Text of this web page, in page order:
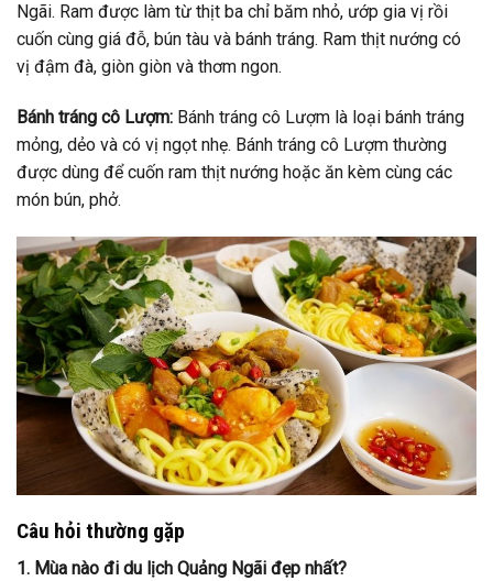
Ngãi. Ram được làm từ thịt ba chỉ băm nhỏ, ướp gia vị rồi
cuốn cùng giá đỗ, bún tàu và bánh tráng. Ram thịt nướng có
vị đậm đà, giòn giòn và thơm ngon.
Bánh tráng cô Lượm: Bánh tráng cô Lượm là loại bánh tráng
mỏng, dẻo và có vị ngọt nhẹ. Bánh tráng cô Lượm thường
được dùng để cuốn ram thịt nướng hoặc ăn kèm cùng các
món bún, phở.
Câu hỏi thường gặp
1. Mùa nào đi du lịch Quảng Ngãi đẹp nhất?